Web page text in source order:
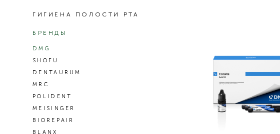
ГИГИЕНА ПОЛОСТИ РТА
БРЕНДЫ
DMG
SHOFU
DENTAURUM
MRC
POLIDENT
MEISINGER
BIOREPAIR
BLANX